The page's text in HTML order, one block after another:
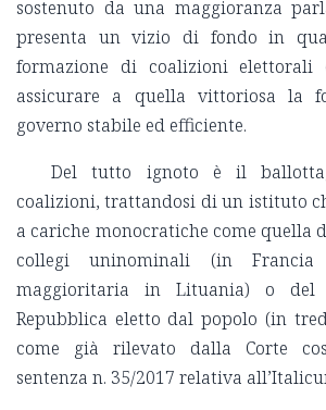
sostenuto da una maggioranza
presenta un vizio di fondo in
formazione di coalizioni elettorali
assicurare a quella vittoriosa la
governo stabile ed efficiente.
Del tutto ignoto è il
coalizioni, trattandosi di un istituto
a cariche monocratiche come quella
collegi uninominali (in
maggioritaria in Lituania) o del
Repubblica eletto dal popolo (in
come già rilevato dalla Corte
sentenza n. 35/2017 relativa